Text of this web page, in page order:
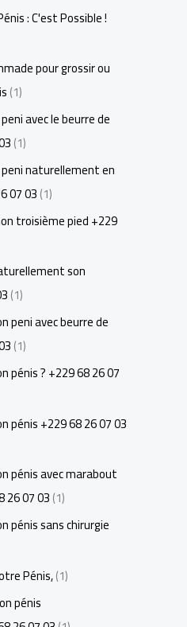
: C'est Possible !
pour grossir ou
(1)
avec le beurre de
(1)
naturellement en
07 03(1)
troisième pied +229
son
(1)
peni avec beurre de
(1)
pénis ? +229 68 26 07
pénis +229 68 26 07 03
pénis avec marabout
26 07 03(1)
pénis sans chirurgie
Pénis,(1)
pénis